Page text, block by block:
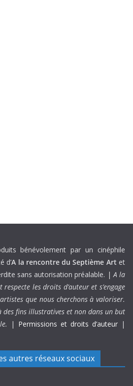
bénévolement par un cinéphile
d’A la rencontre du Septième Art et
sans autorisation préalable. |A la
les droits d’auteur et s’engage
que nous cherchons à valoriser.
des fins illustratives et non dans un but
| Permissions et droits d’auteur |
autres réseaux sociaux